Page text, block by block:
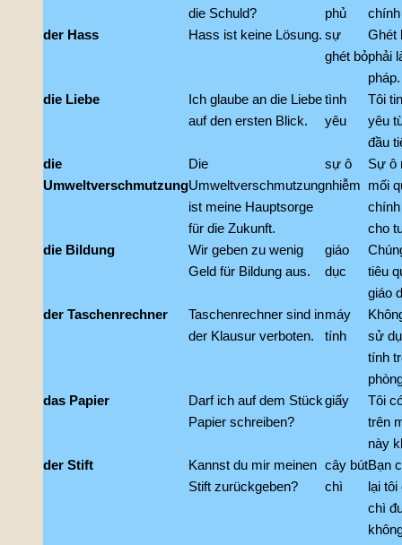
die Schuld?
phủ
der Hass
Hass ist keine Lösung. sự
ghét bỏ
Ghét
phải
pháp.
die Liebe
Ich glaube an die Liebe
auf den ersten Blick.
tình
yêu
Tôi
yêu
đầu
die
Umweltverschmutzung
Die
Umweltverschmutzung
ist meine Hauptsorge
für die Zukunft.
sự ô
nhiễm
Sự ô
mối
cho
die Bildung
Wir geben zu wenig
Geld für Bildung aus.
giáo
dục
tiêu
giáo
der Taschenrechner
Taschenrechner sind in
der Klausur verboten.
máy
tính
sử
tính
das Papier
Darf ich auf dem Stück
Papier schreiben?
giấy
Tôi
trên
này
der Stift
Kannst du mir meinen
Stift zurückgeben?
cây bút
chì
Bạn
lại tôi
chì